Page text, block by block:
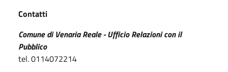
Contatti
Comune di Venaria Reale - Ufficio Relazioni con il
Pubblico
tel. 0114072214